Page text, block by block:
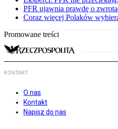
PFR ujawnia prawdę o
Coraz więcej Polaków
Promowane treści
KONTAKT
O nas
Kontakt
Napisz do nas